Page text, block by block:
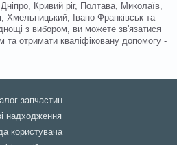
Дніпро, Кривий ріг, Полтава, Миколаїв,
Хмельницький, Івано-Франківськ та
з вибором, ви можете зв'язатися
отримати кваліфіковану допомогу -
запчастин
надходження
користувача